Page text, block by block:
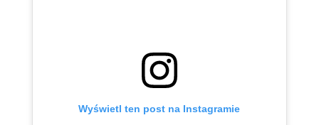
Wyświetl ten post na Instagramie